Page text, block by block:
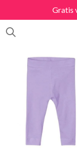
direct
naar
hoofdinhoud
Gratis